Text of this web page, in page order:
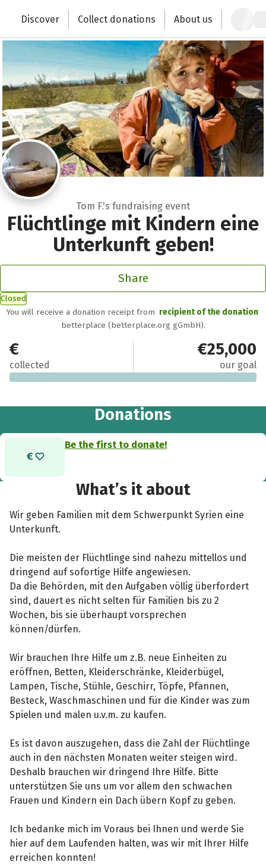
Change the world with your donation
Discover Collect donations About us
Tom F.'s fundraising event
Flüchtlinge mit Kindern eine
Unterkunft geben!
Share
Closed
You will receive a donation receipt from recipient of the donation
betterplace (betterplace.org gGmbH).
€0
collected
€25,000
our goal
Donations
Be the first to donate!
What’s it about
Wir geben Familien mit dem Schwerpunkt Syrien eine
Unterkunft.
Die meisten der Flüchtlinge sind nahezu mittellos und
dringend auf sofortige Hilfe angewiesen.
Da die Behörden, mit den Aufgaben völlig überfordert
sind, dauert es nicht selten für Familien bis zu 2
Wochen, bis sie überhaupt vorsprechen
können/dürfen.
Wir brauchen Ihre Hilfe um z.B. neue Einheiten zu
eröffnen, Betten, Kleiderschränke, Kleiderbügel,
Lampen, Tische, Stühle, Geschirr, Töpfe, Pfannen,
Besteck, Waschmaschinen und für die Kinder was zum
Spielen und malen u.v.m. zu kaufen.
Es ist davon auszugehen, dass die Zahl der Flüchtlinge
auch in den nächsten Monaten weiter steigen wird.
Deshalb brauchen wir dringend Ihre Hilfe. Bitte
unterstützen Sie uns um vor allem den schwachen
Frauen und Kindern ein Dach übern Kopf zu geben.
Ich bedanke mich im Voraus bei Ihnen und werde Sie
hier auf dem Laufenden halten, was wir mit Ihrer Hilfe
erreichen konnten!